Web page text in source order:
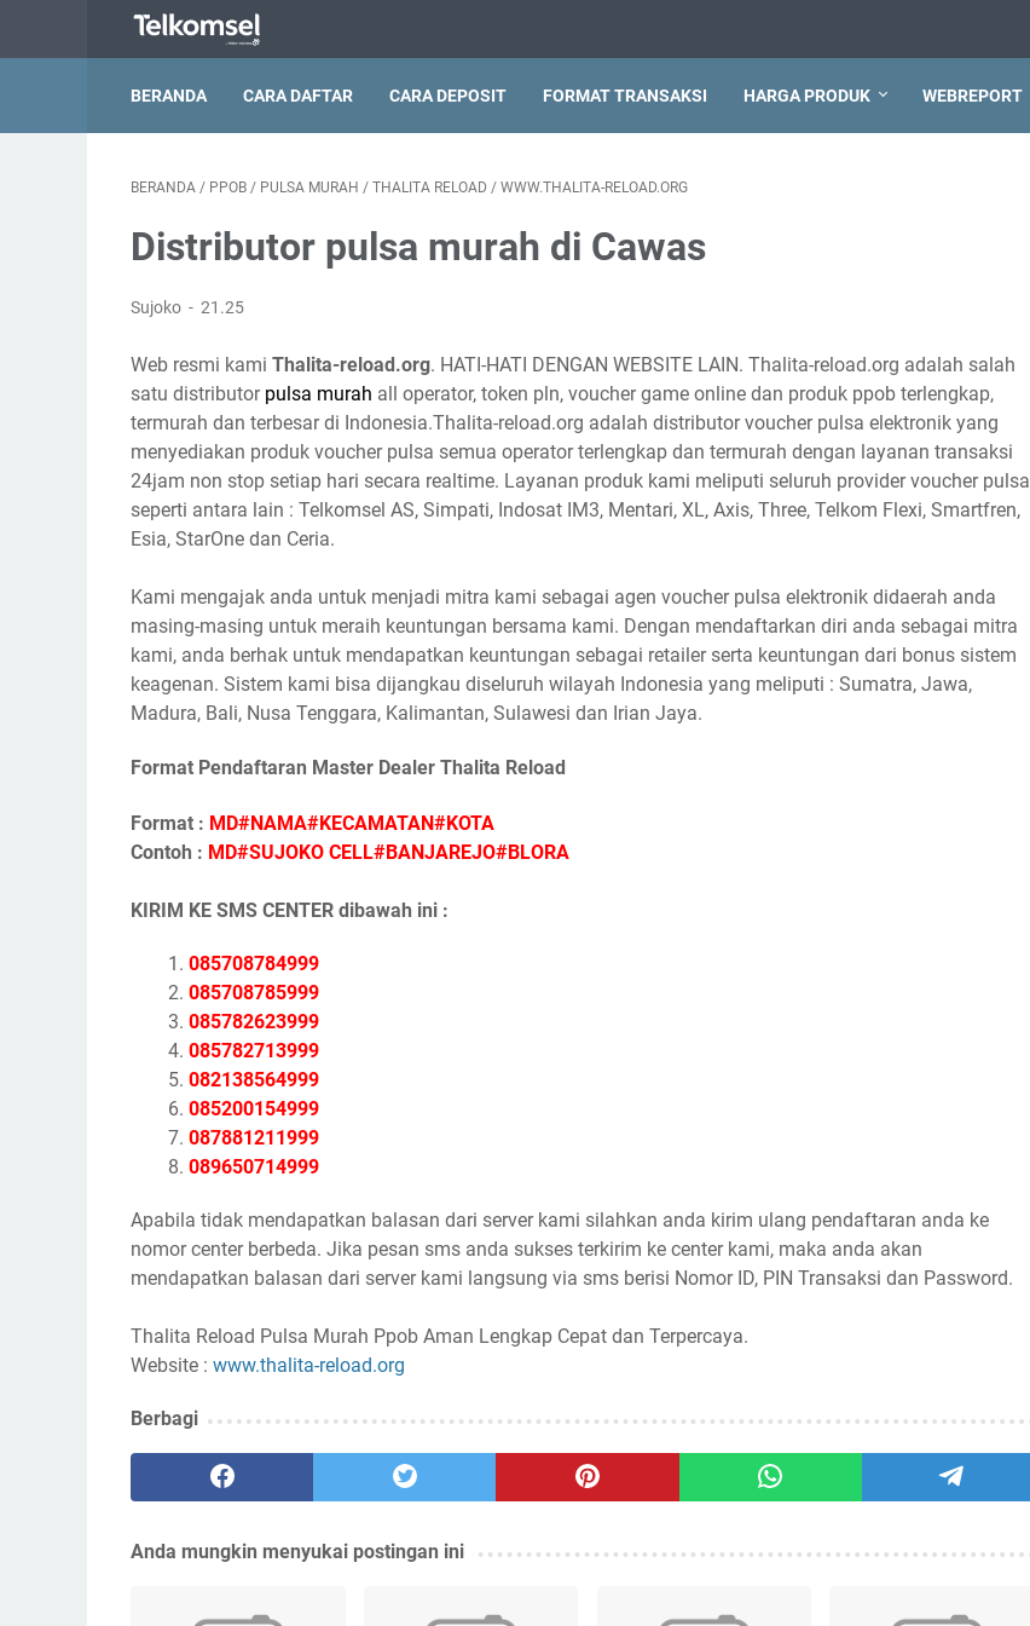
BERANDA CARA DAFTAR CARA DEPOSIT FORMAT TRANSAKSI HARGA PRODUK WEBREPORT
BERANDA / PPOB / PULSA MURAH / THALITA RELOAD / WWW.THALITA-RELOAD.ORG
Distributor pulsa murah di Cawas
Sujoko 21.25
Web resmi kami Thalita-reload.org. HATI-HATI DENGAN WEBSITE LAIN. Thalita-reload.org adalah salah
satu distributor pulsa murah all operator, token pln, voucher game online dan produk ppob terlengkap,
termurah dan terbesar di Indonesia.Thalita-reload.org adalah distributor voucher pulsa elektronik yang
menyediakan produk voucher pulsa semua operator terlengkap dan termurah dengan layanan transaksi
24jam non stop setiap hari secara realtime. Layanan produk kami meliputi seluruh provider voucher pulsa
seperti antara lain : Telkomsel AS, Simpati, Indosat IM3, Mentari, XL, Axis, Three, Telkom Flexi, Smartfren,
Esia, StarOne dan Ceria.
Kami mengajak anda untuk menjadi mitra kami sebagai agen voucher pulsa elektronik didaerah anda
masing-masing untuk meraih keuntungan bersama kami. Dengan mendaftarkan diri anda sebagai mitra
kami, anda berhak untuk mendapatkan keuntungan sebagai retailer serta keuntungan dari bonus sistem
keagenan. Sistem kami bisa dijangkau diseluruh wilayah Indonesia yang meliputi : Sumatra, Jawa,
Madura, Bali, Nusa Tenggara, Kalimantan, Sulawesi dan Irian Jaya.
Format Pendaftaran Master Dealer Thalita Reload
Format : MD#NAMA#KECAMATAN#KOTA
Contoh : MD#SUJOKO CELL#BANJAREJO#BLORA
KIRIM KE SMS CENTER dibawah ini :
085708784999
085708785999
085782623999
085782713999
082138564999
085200154999
087881211999
089650714999
Apabila tidak mendapatkan balasan dari server kami silahkan anda kirim ulang pendaftaran anda ke
nomor center berbeda. Jika pesan sms anda sukses terkirim ke center kami, maka anda akan
mendapatkan balasan dari server kami langsung via sms berisi Nomor ID, PIN Transaksi dan Password.
Thalita Reload Pulsa Murah Ppob Aman Lengkap Cepat dan Terpercaya.
Website : www.thalita-reload.org
Berbagi
Anda mungkin menyukai postingan ini